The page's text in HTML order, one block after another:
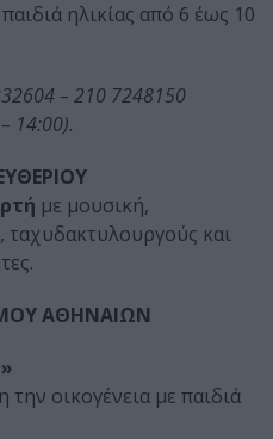
ηλικίας από 6 έως 10
– 210 7248150
14:00).
με μουσική,
και
ΑΘΗΝΑΙΩΝ
την οικογένεια με παιδιά